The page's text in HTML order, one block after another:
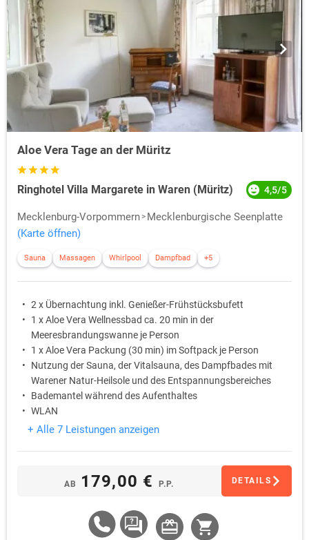
Aloe Vera Tage an der Müritz
Ringhotel Villa Margarete in Waren (Müritz) 4,5/5
Mecklenburg-Vorpommern
Mecklenburgische Seenplatte
(Karte öffnen)
Sauna Massagen Whirlpool Dampfbad +5
2 x Übernachtung inkl. Genießer-Frühstücksbufett
1 x Aloe Vera Wellnessbad ca. 20 min in der
Meeresbrandungswanne je Person
1 x Aloe Vera Packung (30 min) im Softpack je Person
Nutzung der Sauna, der Vitalsauna, des Dampfbades mit
Warener Natur-Heilsole und des Entspannungsbereiches
Bademantel während des Aufenthaltes
WLAN
+ Alle 7 Leistungen anzeigen
AB 179,00 € P.P. DETAILS